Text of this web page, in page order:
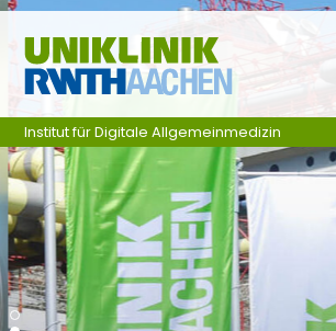
Skip navigation
Institut für Digitale Allgemeinmedizin